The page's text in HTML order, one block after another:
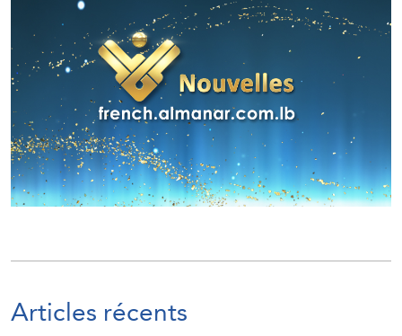
Articles récents